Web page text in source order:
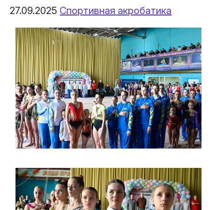
27.09.2025 Спортивная акробатика